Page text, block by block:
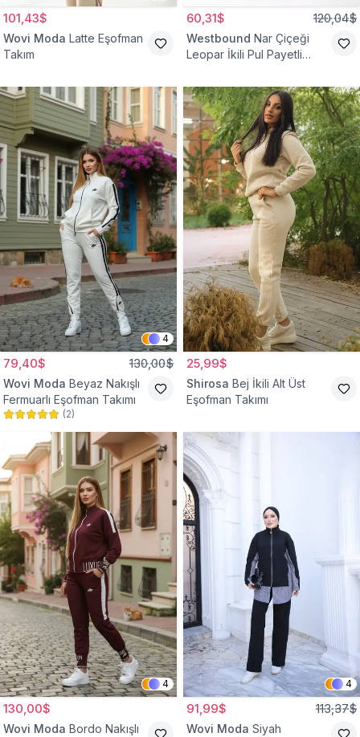
101,43$
Wovi Moda Latte Eşofman
Takım
60,31$ 120,04$
Westbound Nar Çiçeği
Leopar İkili Pul Payetli
4
79,40$ 130,00$
Wovi Moda Beyaz Nakışlı
Fermuarlı Eşofman Takımı
(2)
25,99$
Shirosa Bej İkili Alt Üst
Eşofman Takımı
4
130,00$
Wovi Moda Bordo Nakışlı
4
91,99$ 113,37$
Wovi Moda Siyah